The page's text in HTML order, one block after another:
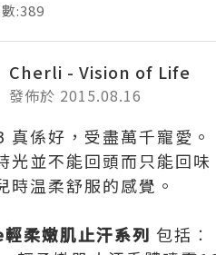
:389
Cherli - Vision of Life
發佈於 2015.08.16
真係好，受盡萬千寵愛。
光並不能回頭而只能回
時温柔舒服的感覺。
輕柔嫩肌止汗系列 包括︰